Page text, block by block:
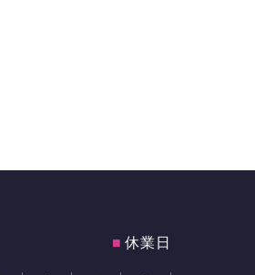
■ 休業日